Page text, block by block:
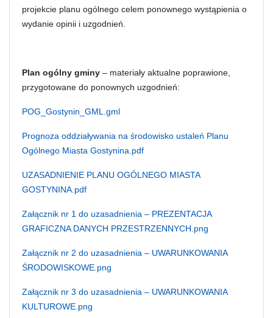
projekcie planu ogólnego celem ponownego wystąpienia o
wydanie opinii i uzgodnień.
Plan ogólny gminy – materiały aktualne poprawione,
przygotowane do ponownych uzgodnień:
POG_Gostynin_GML.gml
Prognoza oddziaływania na środowisko ustaleń Planu
Ogólnego Miasta Gostynina.pdf
UZASADNIENIE PLANU OGÓLNEGO MIASTA
GOSTYNINA.pdf
Załącznik nr 1 do uzasadnienia – PREZENTACJA
GRAFICZNA DANYCH PRZESTRZENNYCH.png
Załącznik nr 2 do uzasadnienia – UWARUNKOWANIA
ŚRODOWISKOWE.png
Załącznik nr 3 do uzasadnienia – UWARUNKOWANIA
KULTUROWE.png